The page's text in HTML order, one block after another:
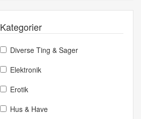
Kategorier
Diverse Ting & Sager
Elektronik
Erotik
Hus & Have